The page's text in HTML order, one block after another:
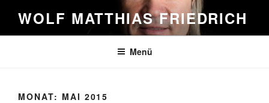
Inhalt
springen
WOLF MATTHIAS FRIEDRICH
Menü
MONAT: MAI 2015